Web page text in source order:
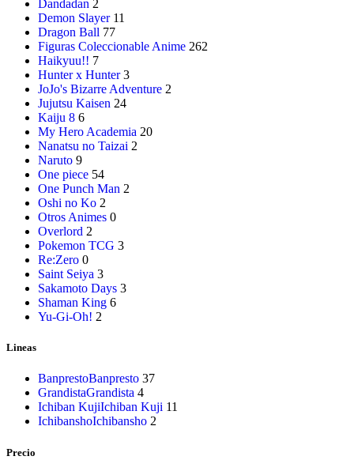
Dandadan 2
Demon Slayer 11
Dragon Ball 77
Figuras Coleccionable Anime 262
Haikyuu!! 7
Hunter x Hunter 3
JoJo's Bizarre Adventure 2
Jujutsu Kaisen 24
Kaiju 8 6
My Hero Academia 20
Nanatsu no Taizai 2
Naruto 9
One piece 54
One Punch Man 2
Oshi no Ko 2
Otros Animes 0
Overlord 2
Pokemon TCG 3
Re:Zero 0
Saint Seiya 3
Sakamoto Days 3
Shaman King 6
Yu-Gi-Oh! 2
Lineas
BanprestoBanpresto 37
GrandistaGrandista 4
Ichiban KujiIchiban Kuji 11
IchibanshoIchibansho 2
Precio